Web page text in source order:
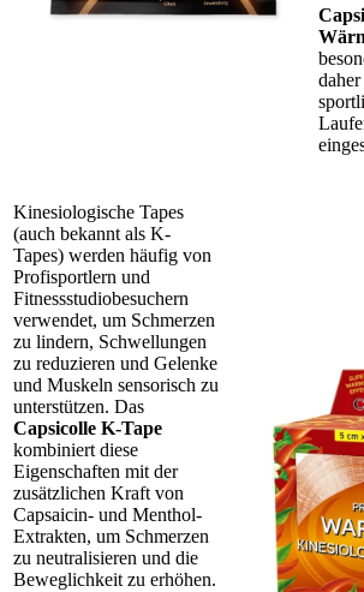
Kinesiologische Tapes
(auch bekannt als K-
Tapes) werden häufig von
Profisportlern und
Fitnessstudiobesuchern
verwendet, um Schmerzen
zu lindern, Schwellungen
zu reduzieren und Gelenke
und Muskeln sensorisch zu
unterstützen. Das
Capsicolle K-Tape
kombiniert diese
Eigenschaften mit der
zusätzlichen Kraft von
Capsaicin- und Menthol-
Extrakten, um Schmerzen
zu neutralisieren und die
Beweglichkeit zu erhöhen.